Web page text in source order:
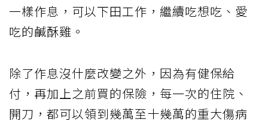
一樣作息，可以下田工作，繼續吃想吃、愛
吃的鹹酥雞。
除了作息沒什麼改變之外，因為有健保給
付，再加上之前買的保險，每一次的住院、
開刀，都可以領到幾萬至十幾萬的重大傷病